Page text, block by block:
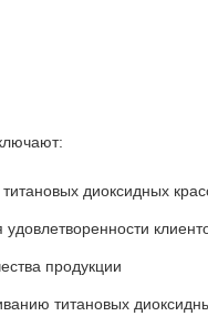
диоксидных
продукции
титановых